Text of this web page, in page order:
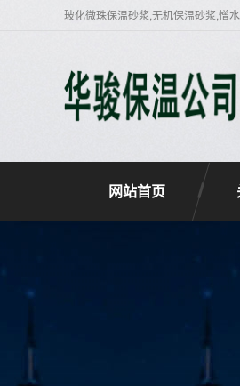
玻化微珠保温砂浆,无机保温砂浆,憎
网站首页